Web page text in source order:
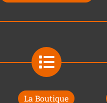
La Boutique